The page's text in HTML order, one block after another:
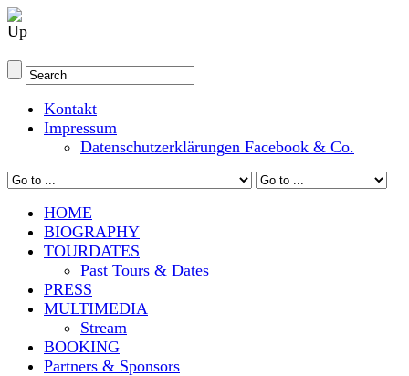
Kontakt
Impressum
Datenschutzerklärungen Facebook & Co.
HOME
BIOGRAPHY
TOURDATES
Past Tours & Dates
PRESS
MULTIMEDIA
Stream
BOOKING
Partners & Sponsors